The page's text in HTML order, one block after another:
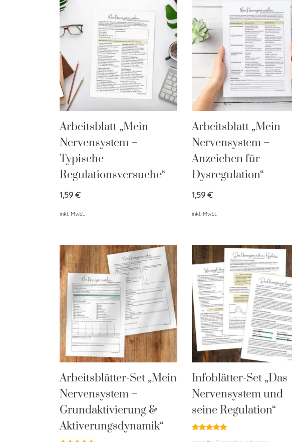
Arbeitsblatt „Mein
Nervensystem –
Typische
Regulationsversuche“
1,59 €
inkl. MwSt.
Arbeitsblatt „Mein
Nervensystem –
Anzeichen für
Dysregulation“
1,59€
inkl. MwSt.
Arbeitsblätter-Set „Mein
Nervensystem –
Grundaktivierung &
Aktiverungsdynamik“
Infoblätter-Set „Das
Nervensystem und
seine Regulation“